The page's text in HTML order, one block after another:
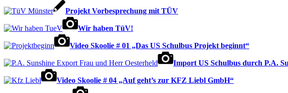
Projekt Vorbesprechung mit TÜV
Wir haben TüV!
Video Skoolie # 01 „Das US Schulbus Projekt beginnt“
Import US Schulbus durch P.A.
Video Skoolie # 04 „Auf geht’s zur KFZ Liebl GmbH“